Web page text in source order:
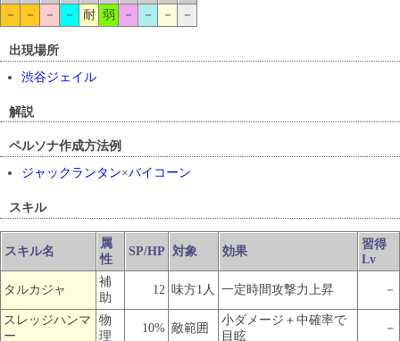
－
－ － － 耐 弱 － － － －
出現場所
渋谷ジェイル
解説
ペルソナ作成方法例
ジャックランタン×バイコーン
スキル
スキル名
属
性
SP/HP 対象 効果
習得
Lv
タルカジャ
補
助
12 味方1人 一定時間攻撃力上昇 －
スレッジハンマ
ー
物
理
10% 敵範囲
小ダメージ＋中確率で
目眩
－